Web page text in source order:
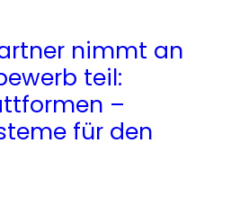
nimmt an
teil:
–
für den